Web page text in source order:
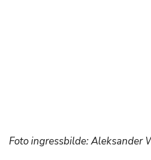
Foto ingressbilde: Aleksander